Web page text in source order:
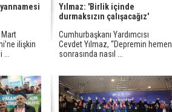
ilişkin
Yılmaz: 'Birlik içinde
durmaksızın çalışacağız'
Cumhurbaşkanı Yardımcısı
Cevdet Yılmaz, “Depremin hemen
sonrasında nasıl ...